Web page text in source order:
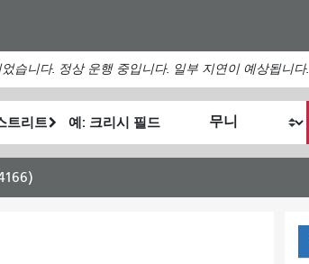
컨
텐
츠
로
건
너
습니다. 정상 운행 중입니다. 일부 지연이 예상됩니다.
위
내
가
행